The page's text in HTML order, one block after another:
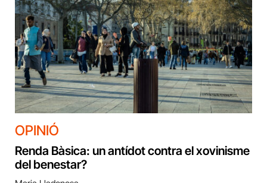
OPINIÓ
Renda Bàsica: un antídot contra el xovinisme
del benestar?